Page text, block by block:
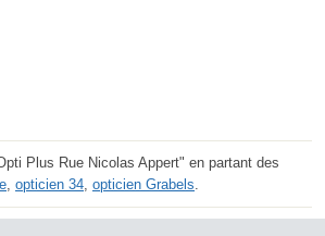
Plus Rue Nicolas Appert" en partant des
opticien 34 opticien Grabels